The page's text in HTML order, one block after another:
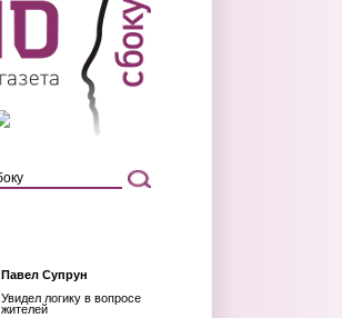
Павел Супрун
Увидел логику в вопросе
жителей